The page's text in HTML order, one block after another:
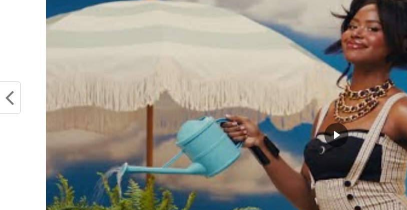
1 COMMENT